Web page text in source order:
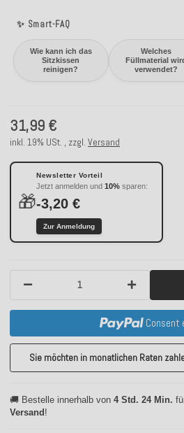
✨ Smart-FAQ
Wie kann ich das
Sitzkissen
reinigen?
Welches
Füllmaterial
verwendet?
31,99 €
inkl. 19% USt. , zzgl. Versand
🎁
Newsletter Vorteil
Jetzt anmelden und 10% sparen:
-3,20 €
Zur Anmeldung
Consent
Sie möchten in monatlichen Raten
🚚 Bestelle innerhalb von 4 Std. 24 Min.
Versand!